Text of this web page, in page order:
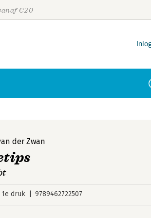
€20
der Zwan
1e druk 9789462722507
Personen